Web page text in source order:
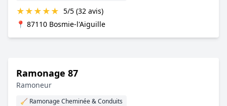
★★★★★ 5/5 (32 avis)
📍 87110 Bosmie-l'Aiguille
Ramonage 87
Ramoneur
🧹 Ramonage Cheminée & Conduits